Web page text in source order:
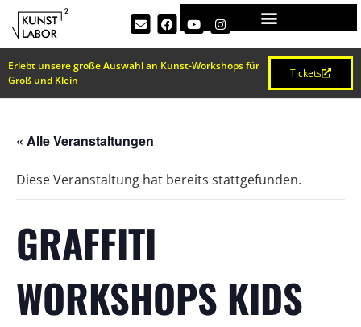
Erlebt unsere große Auswahl an Kunst-Workshops für
Groß und Klein
Tickets
« Alle Veranstaltungen
Diese Veranstaltung hat bereits stattgefunden.
GRAFFITI
WORKSHOPS KIDS